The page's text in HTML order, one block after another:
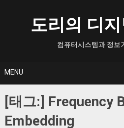
도리의 디
컴퓨터시스템과 정보
MENU
[태그:] Frequency
Embedding